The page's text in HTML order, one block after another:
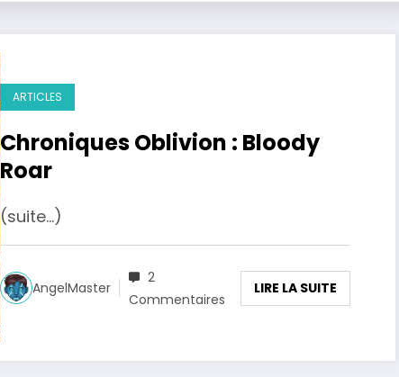
ARTICLES
Chroniques Oblivion : Bloody
Roar
(suite…)
AngelMaster
2
Commentaires
LIRE LA SUITE